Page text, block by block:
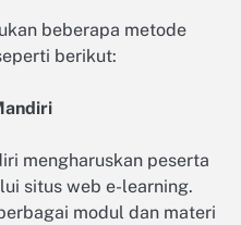
beberapa metode
berikut:
mengharuskan peserta
situs web e-learning.
modul dan materi